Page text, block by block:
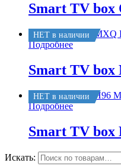
Smart TV box
НЕТ в наличии
Подробнее
Smart TV box
НЕТ в наличии
Подробнее
Smart TV box
Искать: